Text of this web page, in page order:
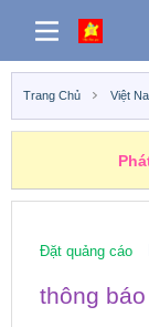
Trang Chủ Việt
Đặt quảng cáo
thông báo